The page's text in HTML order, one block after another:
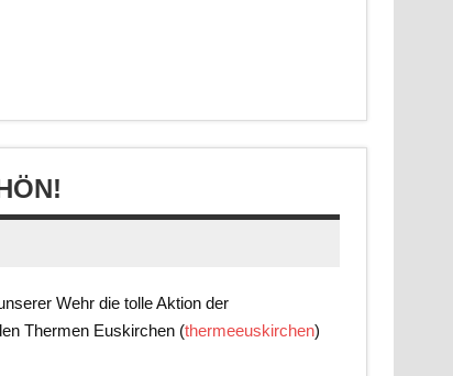
Wehr die tolle Aktion der
Thermen Euskirchen (thermeeuskirchen)